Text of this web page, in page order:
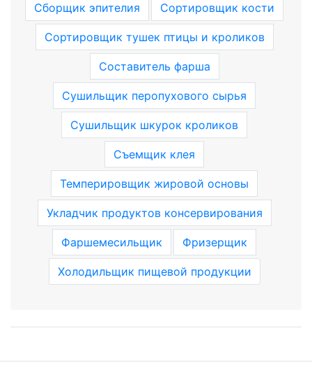
Сборщик эпителия Сортировщик кости
Сортировщик тушек птицы и кроликов
Составитель фарша
Сушильщик перопухового сырья
Сушильщик шкурок кроликов
Съемщик клея
Темперировщик жировой основы
Укладчик продуктов консервирования
Фаршемесильщик Фризерщик
Холодильщик пищевой продукции